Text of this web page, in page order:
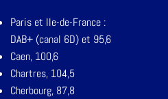
Paris et Ile-de-France :
DAB+ (canal 6D) et 95,6
Caen, 100,6
Chartres, 104,5
Cherbourg, 87,8